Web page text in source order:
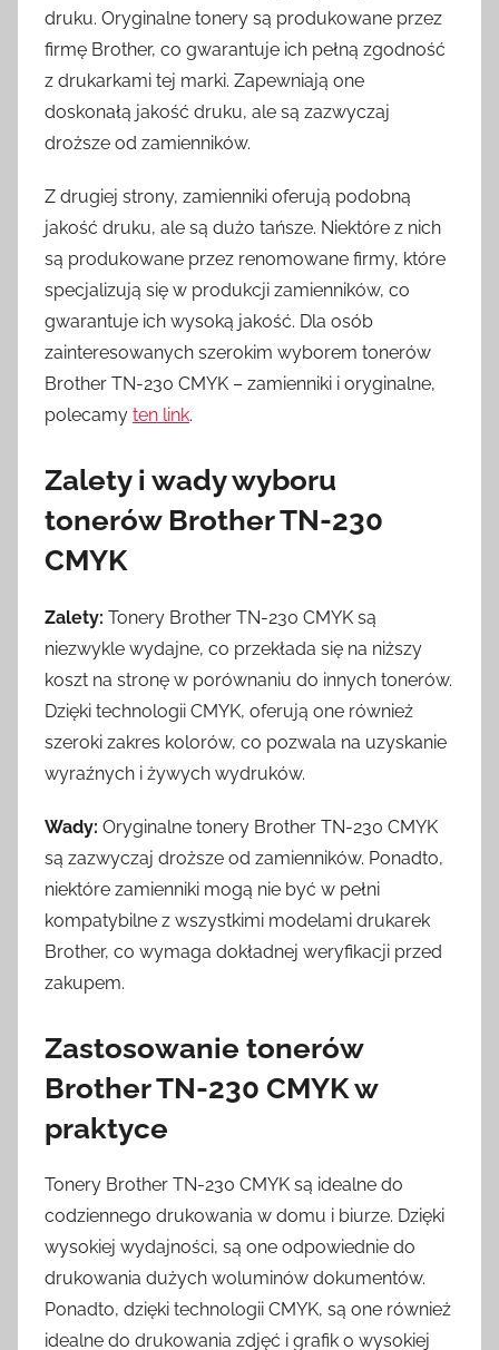
druku. Oryginalne tonery są produkowane przez
firmę Brother, co gwarantuje ich pełną zgodność
z drukarkami tej marki. Zapewniają one
doskonałą jakość druku, ale są zazwyczaj
droższe od zamienników.
Z drugiej strony, zamienniki oferują podobną
jakość druku, ale są dużo tańsze. Niektóre z nich
są produkowane przez renomowane firmy, które
specjalizują się w produkcji zamienników, co
gwarantuje ich wysoką jakość. Dla osób
zainteresowanych szerokim wyborem tonerów
Brother TN-230 CMYK – zamienniki i oryginalne,
polecamy ten link.
Zalety i wady wyboru
tonerów Brother TN-230
CMYK
Zalety: Tonery Brother TN-230 CMYK są
niezwykle wydajne, co przekłada się na niższy
koszt na stronę w porównaniu do innych tonerów.
Dzięki technologii CMYK, oferują one również
szeroki zakres kolorów, co pozwala na uzyskanie
wyraźnych i żywych wydruków.
Wady: Oryginalne tonery Brother TN-230 CMYK
są zazwyczaj droższe od zamienników. Ponadto,
niektóre zamienniki mogą nie być w pełni
kompatybilne z wszystkimi modelami drukarek
Brother, co wymaga dokładnej weryfikacji przed
zakupem.
Zastosowanie tonerów
Brother TN-230 CMYK w
praktyce
Tonery Brother TN-230 CMYK są idealne do
codziennego drukowania w domu i biurze. Dzięki
wysokiej wydajności, są one odpowiednie do
drukowania dużych woluminów dokumentów.
Ponadto, dzięki technologii CMYK, są one również
idealne do drukowania zdjęć i grafik o wysokiej